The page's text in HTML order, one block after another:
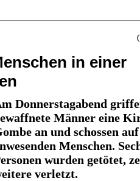
in einer
Donnerstagabend
Männer eine
an und schossen
Menschen.
wurden getötet,
verletzt.